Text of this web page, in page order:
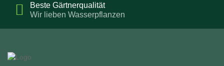
Beste Gärtnerqualität
Wir lieben Wasserpflanzen